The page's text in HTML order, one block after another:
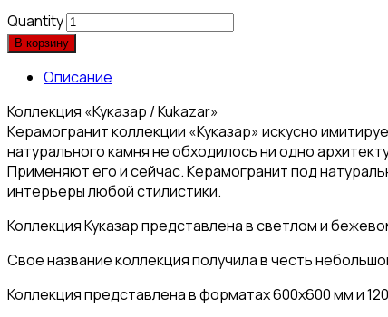
Quantity
В корзину
Описание
Коллекция «Куказар / Kukazar»
Керамогранит коллекции «Куказар» искусно
натурального камня не обходилось ни одно
Применяют его и сейчас. Керамогранит под
интерьеры любой стилистики.
Коллекция Куказар представлена в светлом и
Свое название коллекция получила в честь
Коллекция представлена в форматах 600х600 мм и